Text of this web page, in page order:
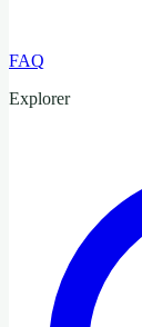
FAQ
Explorer